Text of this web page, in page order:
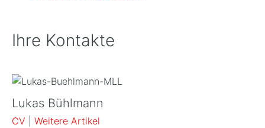
Ihre Kontakte
Lukas Bühlmann
CV Weitere Artikel